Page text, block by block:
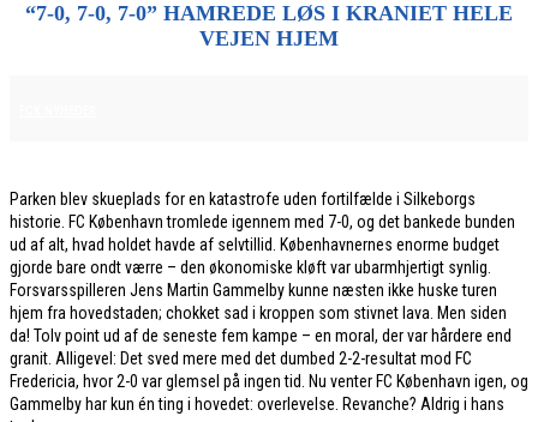
“7-0, 7-0, 7-0” HAMREDE LØS I KRANIET HELE
VEJEN HJEM
Parken blev skueplads for en katastrofe uden fortilfælde i Silkeborgs
historie. FC København tromlede igennem med 7-0, og det bankede bunden
ud af alt, hvad holdet havde af selvtillid. Københavnernes enorme budget
gjorde bare ondt værre – den økonomiske kløft var ubarmhjertigt synlig.
Forsvarsspilleren Jens Martin Gammelby kunne næsten ikke huske turen
hjem fra hovedstaden; chokket sad i kroppen som stivnet lava. Men siden
da! Tolv point ud af de seneste fem kampe – en moral, der var hårdere end
granit. Alligevel: Det sved mere med det dumbed 2-2-resultat mod FC
Fredericia, hvor 2-0 var glemsel på ingen tid. Nu venter FC København igen, og
Gammelby har kun én ting i hovedet: overlevelse. Revanche? Aldrig i hans